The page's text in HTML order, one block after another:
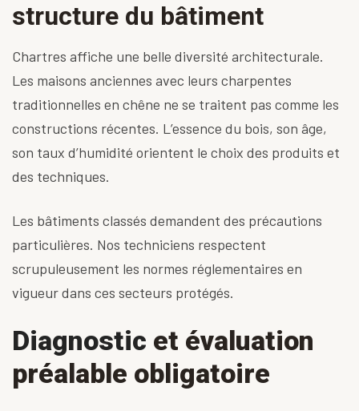
structure du bâtiment
Chartres affiche une belle diversité architecturale.
Les maisons anciennes avec leurs charpentes
traditionnelles en chêne ne se traitent pas comme les
constructions récentes. L’essence du bois, son âge,
son taux d’humidité orientent le choix des produits et
des techniques.
Les bâtiments classés demandent des précautions
particulières. Nos techniciens respectent
scrupuleusement les normes réglementaires en
vigueur dans ces secteurs protégés.
Diagnostic et évaluation
préalable obligatoire